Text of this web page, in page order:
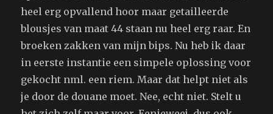
heel erg opvallend hoor maar getailleerde
blousjes van maat 44 staan nu heel erg raar. En
broeken zakken van mijn bips. Nu heb ik daar
in eerste instantie een simpele oplossing voor
gekocht nml. een riem. Maar dat helpt niet als
je door de douane moet. Nee, echt niet. Stelt u